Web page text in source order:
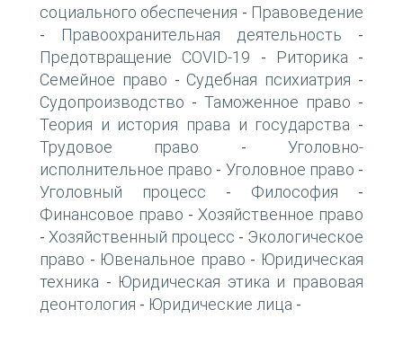
социального обеспечения - Правоведение
- Правоохранительная деятельность -
Предотвращение COVID-19 - Риторика -
Семейное право - Судебная психиатрия -
Судопроизводство - Таможенное право -
Теория и история права и государства -
Трудовое право -Уголовно-
исполнительное право - Уголовное право -
Уголовный процесс - Философия -
Финансовое право - Хозяйственное право
- Хозяйственный процесс - Экологическое
право - Ювенальное право - Юридическая
техника - Юридическая этика и правовая
деонтология - Юридические лица -